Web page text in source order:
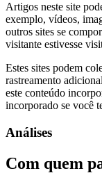
Artigos neste site
exemplo, vídeos,
outros sites se
visitante estivesse
Estes sites podem
rastreamento
este conteúdo
incorporado se você
Análises
Com quem